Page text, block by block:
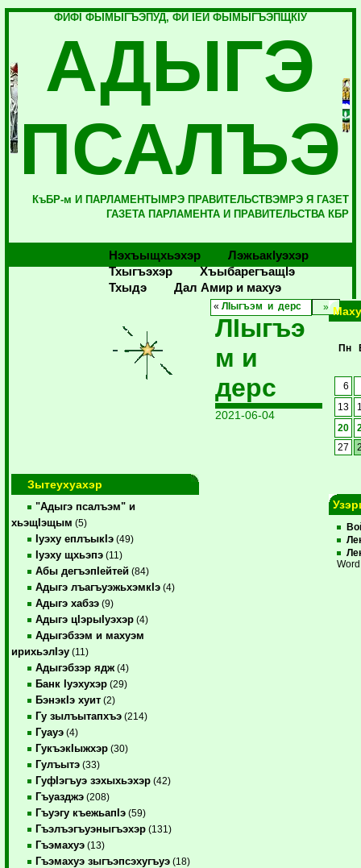
ФИФI ФЫМЫГЪЭПУД, ФИ IЕЙ ФЫМЫГЪЭПЩКIУ
АДЫГЭ
ПСАЛЪЭ
КъБР-м И ПАРЛАМЕНТЫМРЭ ПРАВИТЕЛЬСТВЭМРЭ Я ГАЗЕТ
ГАЗЕТА ПАРЛАМЕНТА И ПРАВИТЕЛЬСТВА КБР
Нэхъыщхьэхэр
Лэжьакlуэхэр
Тхыгъэхэр
Хъыбарегъащlэ
Тхыдэ
Дал Амир и махуэ
Зытеухуахэр
"Адыгэ псалъэм" и
хьэщIэщым (5)
Iуэху еплъыкIэ (49)
Iуэху щхьэпэ (11)
Абы дегъэпIейтей (84)
Адыгэ лъагъуэжьхэмкIэ (4)
Адыгэ хабзэ (9)
Адыгэ цIэрыIуэхэр (4)
Адыгэбзэм и махуэм
ирихьэлIэу (11)
Адыгэбзэр ядж (4)
Банк Iуэхухэр (29)
БэнэкIэ хуит (2)
Гу зылъытапхъэ (214)
Гуауэ (4)
ГукъэкIыжхэр (30)
Гулъытэ (33)
ГуфIэгъуэ зэхыхьэхэр (42)
Гъуазджэ (208)
Гъуэгу къежьапIэ (59)
Гъэлъэгъуэныгъэхэр (131)
Гъэмахуэ (13)
Гъэмахуэ зыгъэпсэхугъуэ (18)
«ЛIыгъэм и дерс
ЛIыгъэ
м и
дерс
2021-06-04
Пн
6
13
20
27